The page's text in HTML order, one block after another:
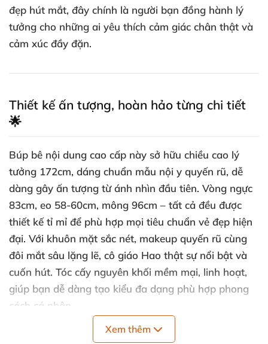
đẹp hút mắt, đây chính là người bạn đồng hành lý
tưởng cho những ai yêu thích cảm giác chân thật và
cảm xúc đầy đặn.
Thiết kế ấn tượng, hoàn hảo từng chi tiết
🌟
Búp bê nội dung cao cấp này sở hữu chiều cao lý
tưởng 172cm, dáng chuẩn mẫu nội y quyến rũ, dễ
dàng gây ấn tượng từ ánh nhìn đầu tiên. Vòng ngực
83cm, eo 58-60cm, mông 96cm – tất cả đều được
thiết kế tỉ mỉ để phù hợp mọi tiêu chuẩn vẻ đẹp hiện
đại. Với khuôn mặt sắc nét, makeup quyến rũ cùng
đôi mắt sâu lặng lẽ, cô giáo Hao thật sự nổi bật và
cuốn hút. Tóc cấy nguyên khối mềm mại, linh hoạt,
giúp bạn dễ dàng tạo kiểu đa dạng phù hợp phong
cách cá nhân.
Xem thêm